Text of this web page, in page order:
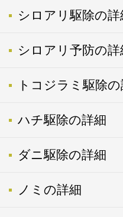
シロアリ駆除の詳
シロアリ予防の詳
トコジラミ駆除
ハチ駆除の詳細
ダニ駆除の詳細
ノミの詳細